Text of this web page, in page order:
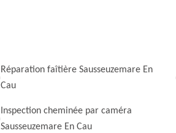
Réparation faîtière Sausseuzemare En
Cau
Inspection cheminée par caméra
Sausseuzemare En Cau